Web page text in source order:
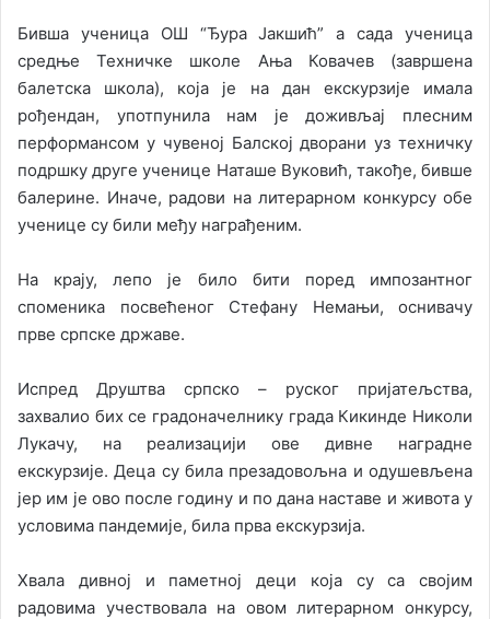
Бивша ученица ОШ “Ђура Јакшић” а сада ученица
средње Техничке школе Ања Ковачев (завршена
балетска школа), која је на дан екскурзије имала
рођендан, употпунила нам је доживљај плесним
перформансом у чувеној Балској дворани уз техничку
подршку друге ученице Наташе Вуковић, такође, бивше
балерине. Иначе, радови на литерарном конкурсу обе
ученице су били међу награђеним.
На крају, лепо је било бити поред импозантног
споменика посвећеног Стефану Немањи, оснивачу
прве српске државе.
Испред Друштва српско – руског пријатељства,
захвалио бих се градоначелнику града Кикинде Николи
Лукачу, на реализацији ове дивне наградне
екскурзије. Деца су била презадовољна и одушевљена
јер им је ово после годину и по дана наставе и живота у
условима пандемије, била прва екскурзија.
Хвала дивној и паметној деци која су са својим
радовима учествовала на овом литерарном онкурсу,